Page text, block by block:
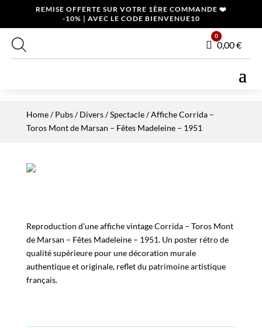
REMISE OFFERTE SUR VOTRE 1ÈRE COMMANDE ❤️
-10% | AVEC LE CODE BIENVENUE10
Panier
0
0,00€
Home/Pubs / Divers/Spectacle/ Affiche Corrida –
Toros Mont de Marsan – Fêtes Madeleine – 1951
Reproduction d’une affiche vintage Corrida – Toros Mont
de Marsan – Fêtes Madeleine – 1951. Un poster rétro de
qualité supérieure pour une décoration murale
authentique et originale, reflet du patrimoine artistique
français.